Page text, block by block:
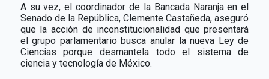
A su vez, el coordinador de la Bancada Naranja en el
Senado de la República, Clemente Castañeda, aseguró
que la acción de inconstitucionalidad que presentará
el grupo parlamentario busca anular la nueva Ley de
Ciencias porque desmantela todo el sistema de
ciencia y tecnología de México.